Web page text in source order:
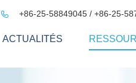
 +86-25-58849045 / +86-25-
ACTUALITÉS